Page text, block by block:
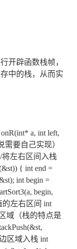
开辟函数栈帧，
中的栈，从而实
a, int left,
要自己实现）
将左右区间入栈
{ int end =
int begin =
begin,
的左右区间 int
域（栈的特点是
区域入栈 int